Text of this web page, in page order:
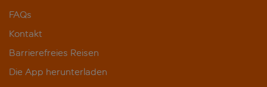
FAQs
Kontakt
Barrierefreies Reisen
Die App herunterladen